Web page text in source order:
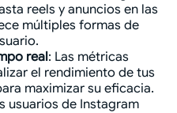
reels y anuncios en las
múltiples formas de
real: Las métricas
el rendimiento de tus
maximizar su eficacia.
usuarios de Instagram